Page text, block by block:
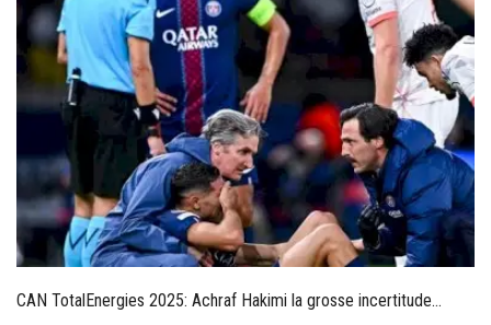
CAN TotalEnergies 2025: Achraf Hakimi la grosse incertitude...